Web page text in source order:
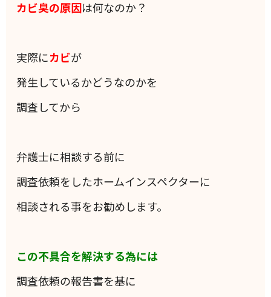
カビ臭の原因は何なのか？
実際にカビが
発生しているかどうなのかを
調査してから
弁護士に相談する前に
調査依頼をしたホームインスペクターに
相談される事をお勧めします。
この不具合を解決する為には
調査依頼の報告書を基に